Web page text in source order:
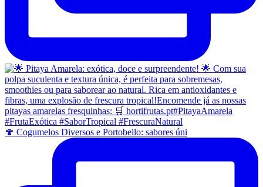
🍄 Cogumelos Diversos e Portobello: sabores úni